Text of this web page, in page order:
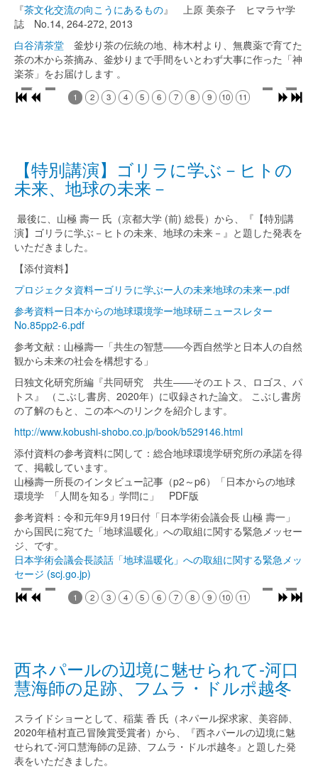
『茶文化交流の向こうにあるもの』 上原 美奈子 ヒマラヤ学
誌 No.14, 264-272, 2013
白谷清茶堂 釜炒り茶の伝統の地、柿木村より、無農薬で育てた
茶の木から茶摘み、釜炒りまで手間をいとわず大事に作った「神
楽茶」をお届けします 。
1 2 3 4 5 6 7 8 9 10 11
【特別講演】ゴリラに学ぶ－ヒトの
未来、地球の未来－
最後に、山極 壽一 氏（京都大学 (前) 総長）から、『【特別講
演】ゴリラに学ぶ－ヒトの未来、地球の未来－』と題した発表を
いただきました。
【添付資料】
プロジェクタ資料ーゴリラに学ぶー人の未来地球の未来ー.pdf
参考資料ー日本からの地球環境学ー地球研ニュースレター
No.85pp2-6.pdf
参考文献：山極壽一「共生の智慧――今西自然学と日本人の自然
観から未来の社会を構想する」
日独文化研究所編『共同研究 共生――そのエトス、ロゴス、パ
トス』 （こぶし書房、2020年）に収録された論文。 こぶし書房
の了解のもと、この本へのリンクを紹介します。
http://www.kobushi-shobo.co.jp/book/b529146.html
添付資料の参考資料に関して：総合地球環境学研究所の承諾を得
て、掲載しています。
山極壽一所長のインタビュー記事（p2～p6）「日本からの地球
環境学 「人間を知る」学問に」 PDF版
参考資料：令和元年9月19日付「日本学術会議会長 山極 壽一」
から国民に宛てた「地球温暖化」への取組に関する緊急メッセー
ジ、です。
日本学術会議会長談話「地球温暖化」への取組に関する緊急メッ
セージ (scj.go.jp)
1 2 3 4 5 6 7 8 9 10 11
西ネパールの辺境に魅せられて‐河口
慧海師の足跡、フムラ・ドルポ越冬
スライドショーとして、稲葉 香 氏（ネパール探求家、美容師、
2020年植村直己冒険賞受賞者）から、『西ネパールの辺境に魅
せられて‐河口慧海師の足跡、フムラ・ドルポ越冬』と題した発
表をいただきました。